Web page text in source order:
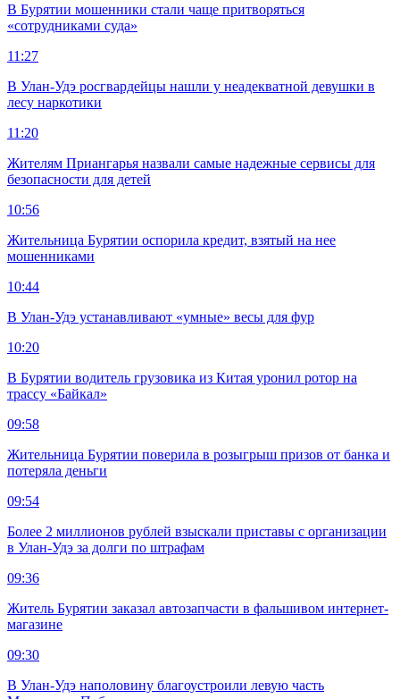
В Бурятии мошенники стали чаще притворяться
«сотрудниками суда»
11:27
В Улан-Удэ росгвардейцы нашли у неадекватной девушки в
лесу наркотики
11:20
Жителям Приангарья назвали самые надежные сервисы для
безопасности для детей
10:56
Жительница Бурятии оспорила кредит, взятый на нее
мошенниками
10:44
В Улан-Удэ устанавливают «умные» весы для фур
10:20
В Бурятии водитель грузовика из Китая уронил ротор на
трассу «Байкал»
09:58
Жительница Бурятии поверила в розыгрыш призов от банка и
потеряла деньги
09:54
Более 2 миллионов рублей взыскали приставы с организации
в Улан-Удэ за долги по штрафам
09:36
Житель Бурятии заказал автозапчасти в фальшивом интернет-
магазине
09:30
В Улан-Удэ наполовину благоустроили левую часть